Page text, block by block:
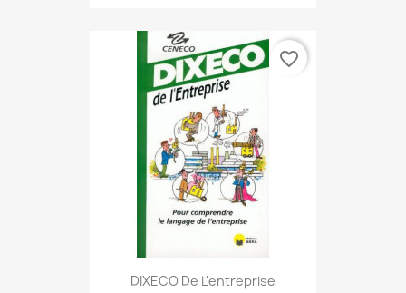
DIXECO De L'entreprise
favorite_border